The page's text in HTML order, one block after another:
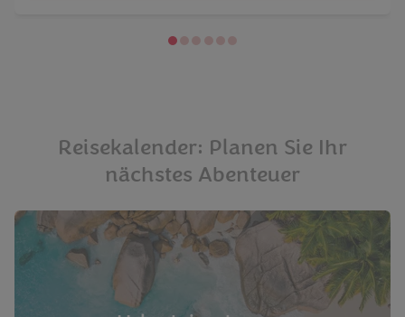
Reisekalender: Planen Sie Ihr
nächstes Abenteuer